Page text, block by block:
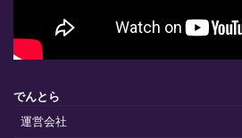
でんとら
運営会社